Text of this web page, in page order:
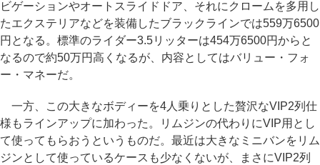
ビゲーションやオートスライドドア、それにクロームを多用し
たエクステリアなどを装備したブラックラインでは559万6500
円となる。標準のライダー3.5リッターは454万6500円からと
なるので約50万円高くなるが、内容としてはバリュー・フォ
ー・マネーだ。
一方、この大きなボディーを4人乗りとした贅沢なVIP2列仕
様もラインアップに加わった。リムジンの代わりにVIP用とし
て使ってもらおうというものだ。最近は大きなミニバンをリム
ジンとして使っているケースも少なくないが、まさにVIP2列